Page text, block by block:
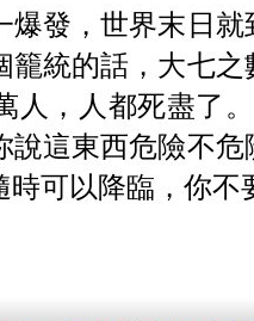
爆發，世界末日
統的話，大七
人，人都死盡了
說這東西危險不
可以降臨，你不